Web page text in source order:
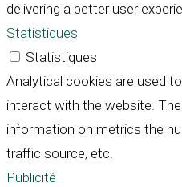
delivering a better user
Statistiques
Statistiques
Analytical cookies are used
interact with the website.
information on metrics the
traffic source, etc.
Publicité